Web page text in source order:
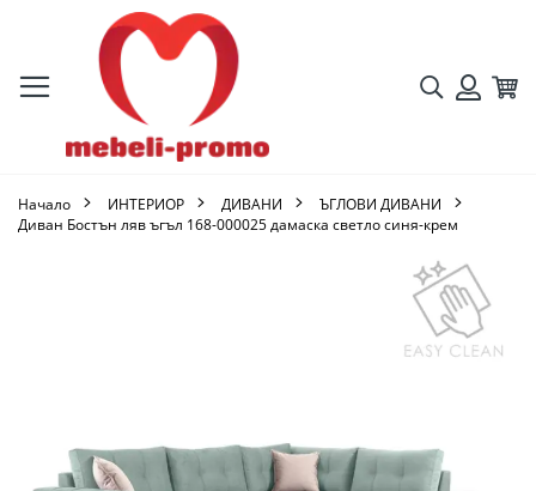
Търсене
Начало ИНТЕРИОР ДИВАНИ
ЪГЛОВИ ДИВАНИ
Диван Бостън ляв ъгъл 168-000025 дамаска светло синя-крем